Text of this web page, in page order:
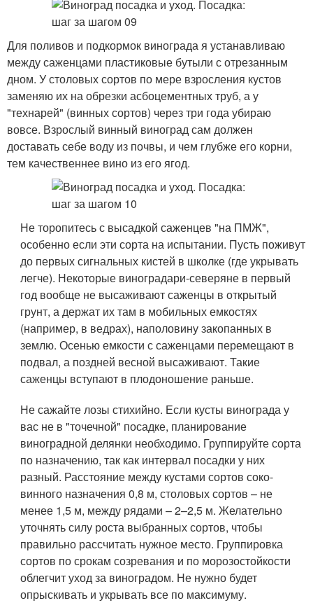
Для поливов и подкормок винограда я устанавливаю
между саженцами пластиковые бутыли с отрезанным
дном. У столовых сортов по мере взросления кустов
заменяю их на обрезки асбоцементных труб, а у
"технарей" (винных сортов) через три года убираю
вовсе. Взрослый винный виноград сам должен
доставать себе воду из почвы, и чем глубже его корни,
тем качественнее вино из его ягод.
Не торопитесь с высадкой саженцев "на ПМЖ",
особенно если эти сорта на испытании. Пусть поживут
до первых сигнальных кистей в школке (где укрывать
легче). Некоторые виноградари-северяне в первый
год вообще не высаживают саженцы в открытый
грунт, а держат их там в мобильных емкостях
(например, в ведрах), наполовину закопанных в
землю. Осенью емкости с саженцами перемещают в
подвал, а поздней весной высаживают. Такие
саженцы вступают в плодоношение раньше.
Не сажайте лозы стихийно. Если кусты винограда у
вас не в "точечной" посадке, планирование
виноградной делянки необходимо. Группируйте сорта
по назначению, так как интервал посадки у них
разный. Расстояние между кустами сортов соко-
винного назначения 0,8 м, столовых сортов – не
менее 1,5 м, между рядами – 2–2,5 м. Желательно
уточнять силу роста выбранных сортов, чтобы
правильно рассчитать нужное место. Группировка
сортов по срокам созревания и по морозостойкости
облегчит уход за виноградом. Не нужно будет
опрыскивать и укрывать все по максимуму.